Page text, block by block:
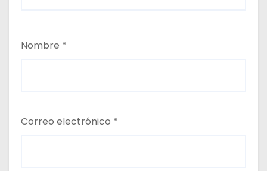
Nombre *
Correo electrónico *